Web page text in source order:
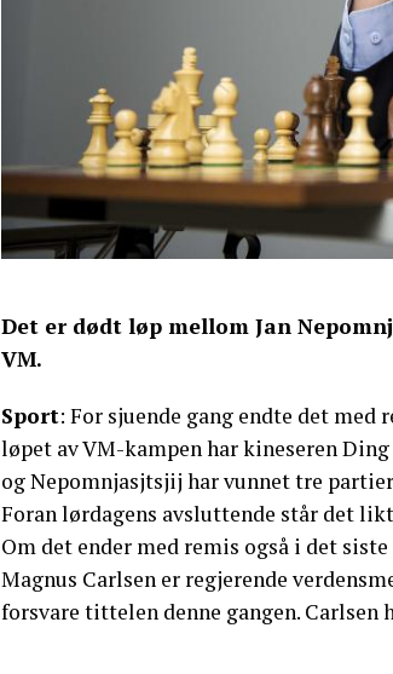
Det er dødt løp mellom Jan
VM.
Sport: For sjuende gang endte det
løpet av VM-kampen har kineseren
og Nepomnjasjtsjij har vunnet tre
Foran lørdagens avsluttende står det
Om det ender med remis også i det
Magnus Carlsen er regjerende
forsvare tittelen denne gangen. Carlsen